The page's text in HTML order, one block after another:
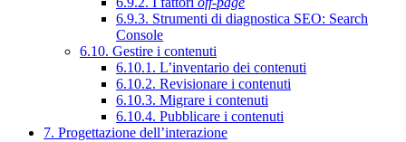
6.9.3. Strumenti di diagnostica SEO: Search
Console
6.10. Gestire i contenuti
6.10.1. L’inventario dei contenuti
6.10.2. Revisionare i contenuti
6.10.3. Migrare i contenuti
6.10.4. Pubblicare i contenuti
7. Progettazione dell’interazione